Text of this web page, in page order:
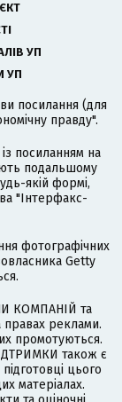
УП
УП
посилання (для
правду".
із посиланням на
подальшому
якій формі,
"Інтерфакс-
фотографічних
Getty
КОМПАНІЙ та
реклами.
промотуються.
також є
цього
матеріалах.